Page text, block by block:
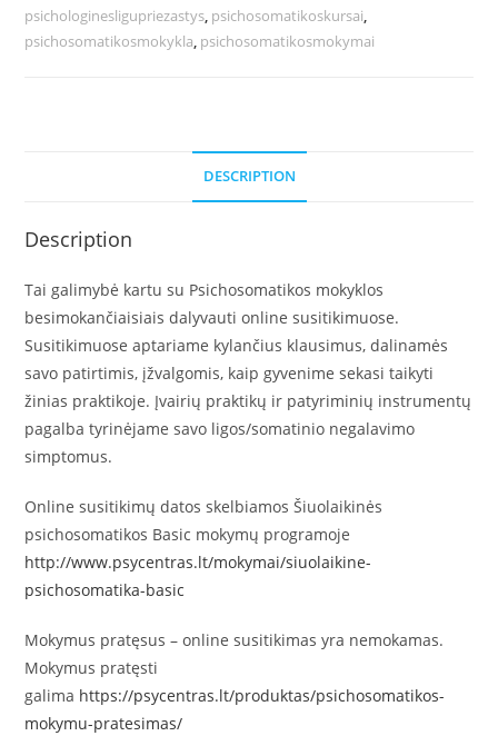
psichologinesligupriezastys, psichosomatikoskursai,
psichosomatikosmokykla, psichosomatikosmokymai
DESCRIPTION
Description
Tai galimybė kartu su Psichosomatikos mokyklos
besimokančiaisiais dalyvauti online susitikimuose.
Susitikimuose aptariame kylančius klausimus, dalinamės
savo patirtimis, įžvalgomis, kaip gyvenime sekasi taikyti
žinias praktikoje. Įvairių praktikų ir patyriminių instrumentų
pagalba tyrinėjame savo ligos/somatinio negalavimo
simptomus.
Online susitikimų datos skelbiamos Šiuolaikinės
psichosomatikos Basic mokymų programoje
http://www.psycentras.lt/mokymai/siuolaikine-
psichosomatika-basic
Mokymus pratęsus – online susitikimas yra nemokamas.
Mokymus pratęsti
galima https://psycentras.lt/produktas/psichosomatikos-
mokymu-pratesimas/